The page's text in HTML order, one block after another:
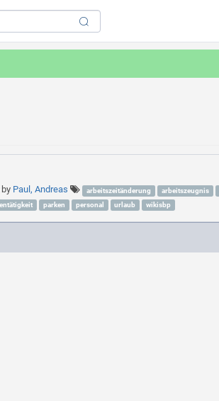
by Paul, Andreas arbeitszeitänderung arbeitszeugnis
parken personal urlaub wikisbp